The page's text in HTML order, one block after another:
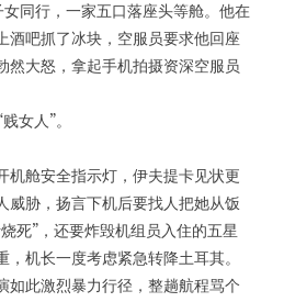
同行，一家五口落座头等舱。他在
酒吧抓了冰块，空服员要求他回座
然大怒，拿起手机拍摄资深空服员
女人”。
机舱安全指示灯，伊夫提卡见状更
威胁，扬言下机后要找人把她从饭
死”，还要炸毁机组员入住的五星
机长一度考虑紧急转降土耳其。
如此激烈暴力行径，整趟航程骂个